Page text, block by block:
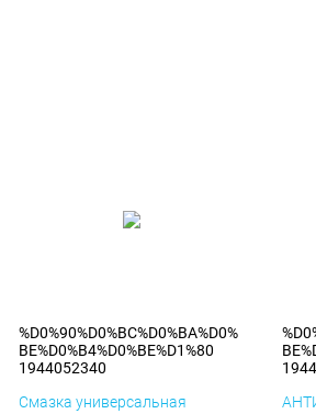
%D0%90%D0%BC%D0%BA%D0%
BE%D0%B4%D0%BE%D1%80
1944052340
Смазка универсальная